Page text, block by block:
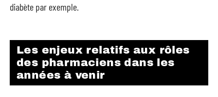
diabète par exemple.
Les enjeux relatifs aux rôles
des pharmaciens dans les
années à venir